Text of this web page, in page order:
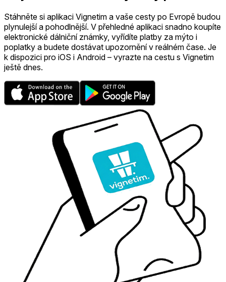
Stáhněte si aplikaci Vignetim a vaše cesty po Evropě budou
plynulejší a pohodlnější. V přehledné aplikaci snadno koupíte
elektronické dálniční známky, vyřídíte platby za mýto i
poplatky a budete dostávat upozornění v reálném čase. Je
k dispozici pro iOS i Android – vyrazte na cestu s Vignetim
ještě dnes.